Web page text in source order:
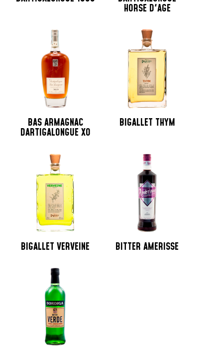
HORSE D'AGE
BAS ARMAGNAC
DARTIGALONGUE XO
BIGALLET THYM
BIGALLET VERVEINE BITTER AMERISSE